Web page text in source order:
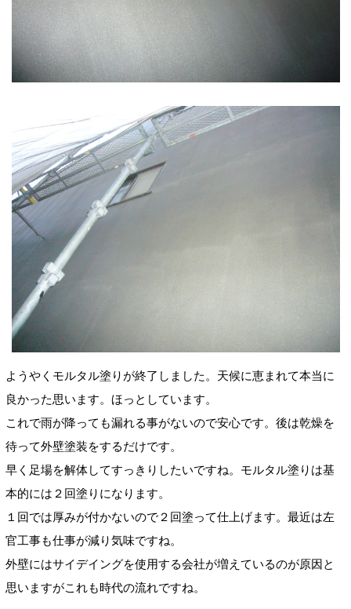
ようやくモルタル塗りが終了しました。天候に恵まれて本当に
良かった思います。ほっとしています。
これで雨が降っても漏れる事がないので安心です。後は乾燥を
待って外壁塗装をするだけです。
早く足場を解体してすっきりしたいですね。モルタル塗りは基
本的には２回塗りになります。
１回では厚みが付かないので２回塗って仕上げます。最近は左
官工事も仕事が減り気味ですね。
外壁にはサイデイングを使用する会社が増えているのが原因と
思いますがこれも時代の流れですね。